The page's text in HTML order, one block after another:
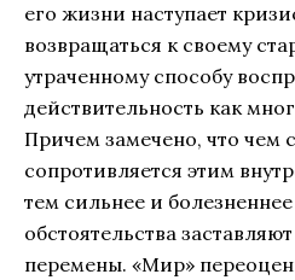
его жизни наступает
возвращаться к своему
утраченному способу
действительность как
Причем замечено, что чем
сопротивляется этим
тем сильнее и
обстоятельства
перемены. «Мир»